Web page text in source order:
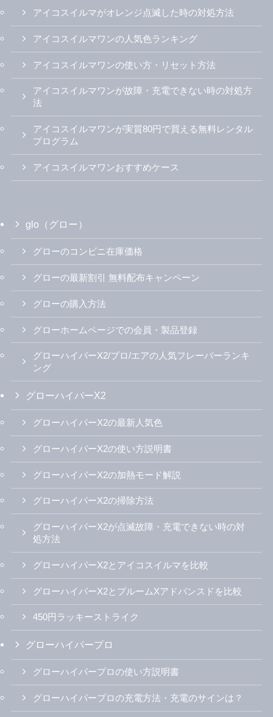
アイコスイルマがオレンジ点滅した時の対処方法
アイコスイルマワンの人気色ランキング
アイコスイルマワンの使い方・リセット方法
アイコスイルマワンが故障・充電できない時の対処方
法
アイコスイルマワンが実質80円で買える無料レンタル
プログラム
アイコスイルマワンおすすめケース
glo（グロー）
グローのコンビニ在庫価格
グローの最新割引 無料配布キャンペーン
グローの購入方法
グローホームページでの会員・製品登録
グローハイパーX2/プロ/エアの人気フレーバーランキ
ング
グローハイパーX2
グローハイパーX2の最新人気色
グローハイパーX2の使い方説明書
グローハイパーX2の加熱モード解説
グローハイパーX2の掃除方法
グローハイパーX2が点滅故障・充電できない時の対
処方法
グローハイパーX2とアイコスイルマを比較
グローハイパーX2とプルームXアドバンスドを比較
450円ラッキーストライク
グローハイパープロ
グローハイパープロの使い方説明書
グローハイパープロの充電方法・充電のサインは？